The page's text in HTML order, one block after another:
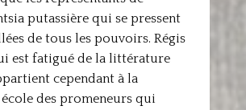
putassière qui se pressent
de tous les pouvoirs. Régis
est fatigué de la littérature
cependant à la
des promeneurs qui